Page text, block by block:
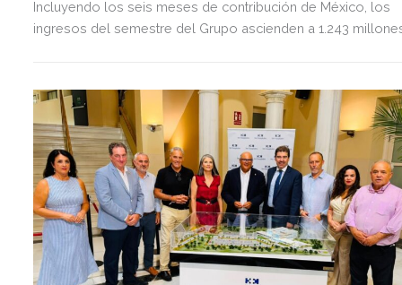
Incluyendo los seis meses de contribución de México, los
ingresos del semestre del Grupo ascienden a 1.243